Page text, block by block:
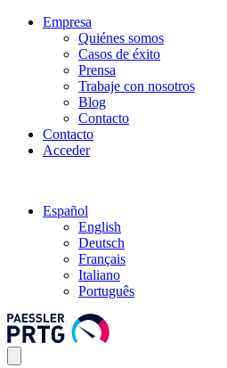
Empresa
Quiénes somos
Casos de éxito
Prensa
Trabaje con nosotros
Blog
Contacto
Contacto
Acceder
Español
English
Deutsch
Français
Italiano
Português